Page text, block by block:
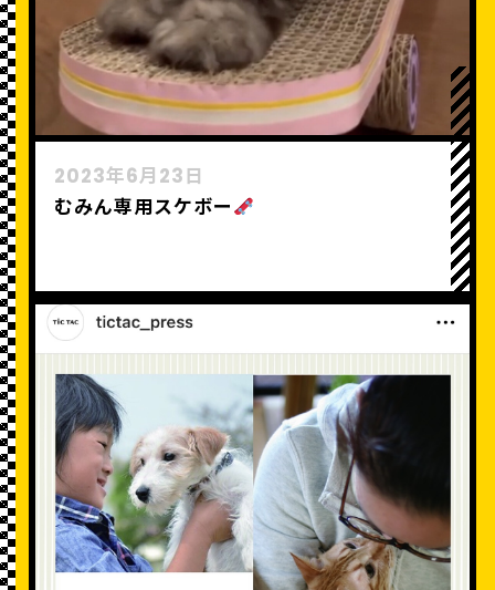
2023年6月23日
むみん専用スケボー